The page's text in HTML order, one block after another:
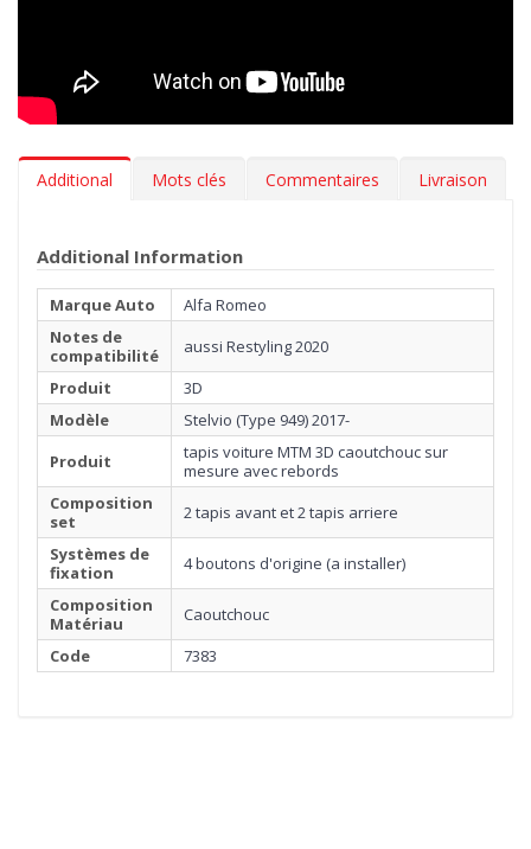
extrêmement faciles à nettoyer. Pour leur manutention il suffit
d'un simple jet d'eau.
parfum s'évapore en quelques semaines.***
Additional Mots clés Commentaires Livraison
Additional Information
Marque Auto
Alfa Romeo
Notes de
compatibilité
aussi Restyling 2020
Produit
3D
Modèle
Stelvio (Type 949) 2017-
Produit
tapis voiture MTM 3D caoutchouc sur
mesure avec rebords
Composition
set
2 tapis avant et 2 tapis arriere
Systèmes de
fixation
4 boutons d'origine (a installer)
Composition
Matériau
Caoutchouc
Code
7383